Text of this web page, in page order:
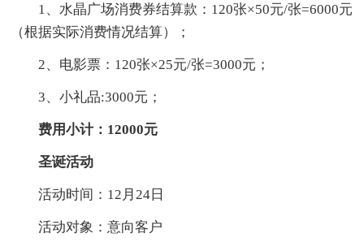
1、水晶广场消费券结算款：120张×50元/张=6000元
（根据实际消费情况结算）；
2、电影票：120张×25元/张=3000元；
3、小礼品:3000元；
费用小计：12000元
圣诞活动
活动时间：12月24日
活动对象：意向客户